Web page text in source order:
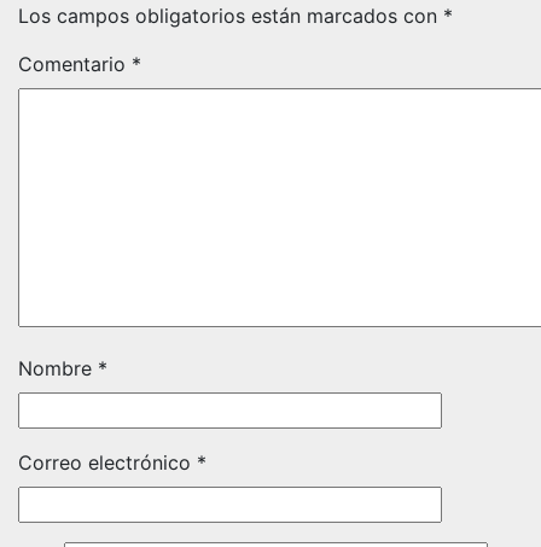
Los campos obligatorios están marcados con *
Comentario *
Nombre *
Correo electrónico *